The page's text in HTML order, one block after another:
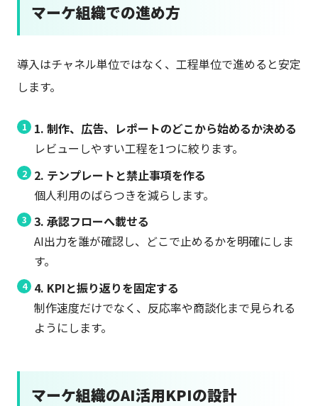
マーケ組織での進め方
導入はチャネル単位ではなく、工程単位で進めると安定
します。
1. 制作、広告、レポートのどこから始めるか決める
レビューしやすい工程を1つに絞ります。
2. テンプレートと禁止事項を作る
個人利用のばらつきを減らします。
3. 承認フローへ載せる
AI出力を誰が確認し、どこで止めるかを明確にしま
す。
4. KPIと振り返りを固定する
制作速度だけでなく、反応率や商談化まで見られる
ようにします。
マーケ組織のAI活用KPIの設計